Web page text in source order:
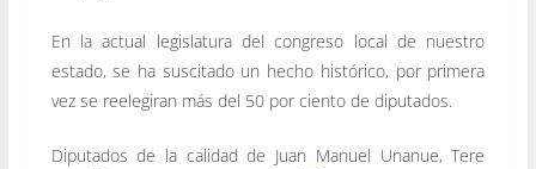
En la actual legislatura del congreso local de nuestro
estado, se ha suscitado un hecho histórico, por primera
vez se reelegiran más del 50 por ciento de diputados.
Diputados de la calidad de Juan Manuel Unanue, Tere